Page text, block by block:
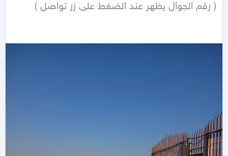
( رقم الجوال يظهر عند الضغط على زر تواصل )